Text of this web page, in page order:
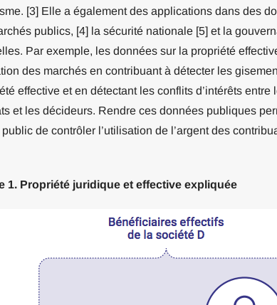
[3] Elle a également des applications dans des
publics, [4] la sécurité nationale [5] et la
Par exemple, les données sur la propriété
des marchés en contribuant à détecter les
effective et en détectant les conflits d’intérêts
et les décideurs. Rendre ces données publiques
de contrôler l’utilisation de l’argent des
1. Propriété juridique et effective expliquée